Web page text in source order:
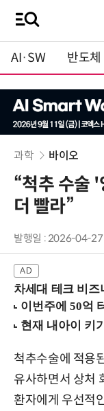
AI·SW 반도체
과학 바이오
“척추 수술
더 빨라”
발행일 : 2026-04-
차세대 테크 비즈니스의
척추수술에 적용
유사하면서 상처
환자에게 우선적